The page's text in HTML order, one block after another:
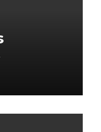
de